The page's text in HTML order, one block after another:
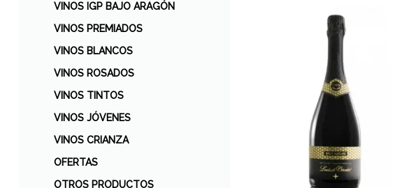
VINOS IGP BAJO ARAGÓN
VINOS PREMIADOS
VINOS BLANCOS
VINOS ROSADOS
VINOS TINTOS
VINOS JÓVENES
VINOS CRIANZA
OFERTAS
OTROS PRODUCTOS